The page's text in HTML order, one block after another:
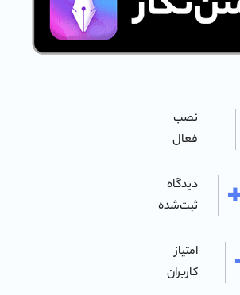
نصب
فعال
دیدگاه
ثبت‌شده
امتیاز
کاربران